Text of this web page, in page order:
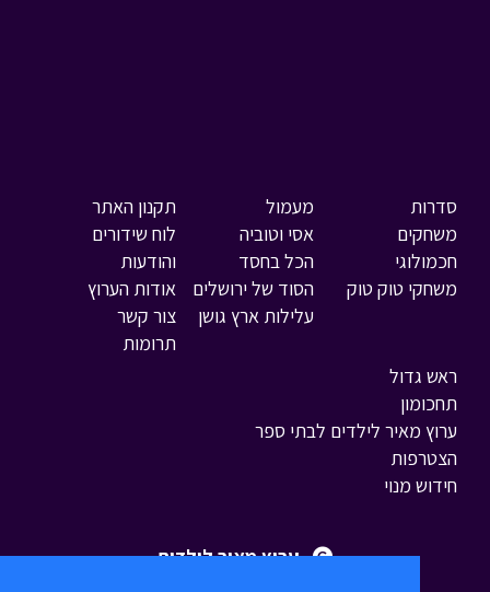
סדרות
משחקים
חכמולוגי
משחקי טוק טוק
מעמול
אסי וטוביה
הכל בחסד
הסוד של ירושלים
עלילות ארץ גושן
ראש גדול
תחכומון
ערוץ מאיר לילדים לבתי ספר
הצטרפות
חידוש מנוי
תקנון האתר
לוח שידורים
והודעות
אודות הערוץ
צור קשר
תרומות
ערוץ מאיר לילדים